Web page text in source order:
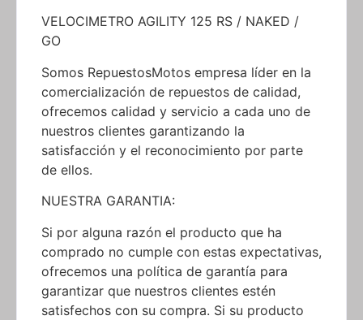
VELOCIMETRO AGILITY 125 RS / NAKED /
GO
Somos RepuestosMotos empresa líder en la
comercialización de repuestos de calidad,
ofrecemos calidad y servicio a cada uno de
nuestros clientes garantizando la
satisfacción y el reconocimiento por parte
de ellos.
NUESTRA GARANTIA:
Si por alguna razón el producto que ha
comprado no cumple con estas expectativas,
ofrecemos una política de garantía para
garantizar que nuestros clientes estén
satisfechos con su compra. Si su producto